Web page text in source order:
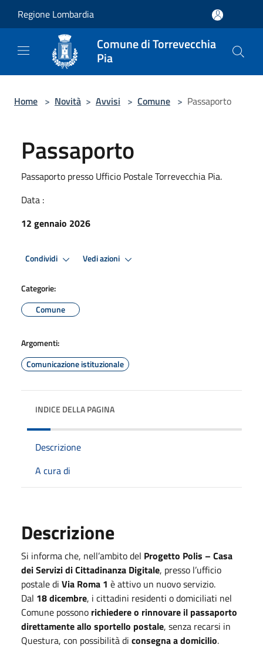
Regione Lombardia
Comune di Torrevecchia
Pia
Home > Novità > Avvisi > Comune > Passaporto
Passaporto
Passaporto presso Ufficio Postale Torrevecchia Pia.
Data :
12 gennaio 2026
Condividi Vedi azioni
Categorie:
Comune
Argomenti:
Comunicazione istituzionale
INDICE DELLA PAGINA
Descrizione
A cura di
Descrizione
Si informa che, nell’ambito del Progetto Polis – Casa
dei Servizi di Cittadinanza Digitale, presso l’ufficio
postale di Via Roma 1 è attivo un nuovo servizio.
Dal 18 dicembre, i cittadini residenti o domiciliati nel
Comune possono richiedere o rinnovare il passaporto
direttamente allo sportello postale, senza recarsi in
Questura, con possibilità di consegna a domicilio.